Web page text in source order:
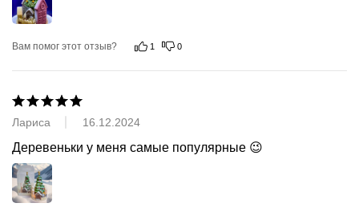
Вам помог этот отзыв? 1 0
Лариса 16.12.2024
Деревеньки у меня самые популярные 😉